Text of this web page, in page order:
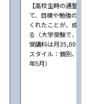
【高校生時の通塾
て、目標や勉強の
くれたことが、成
る（大学受験で、
受講料は月35,000
スタイル：個別、
年5月）